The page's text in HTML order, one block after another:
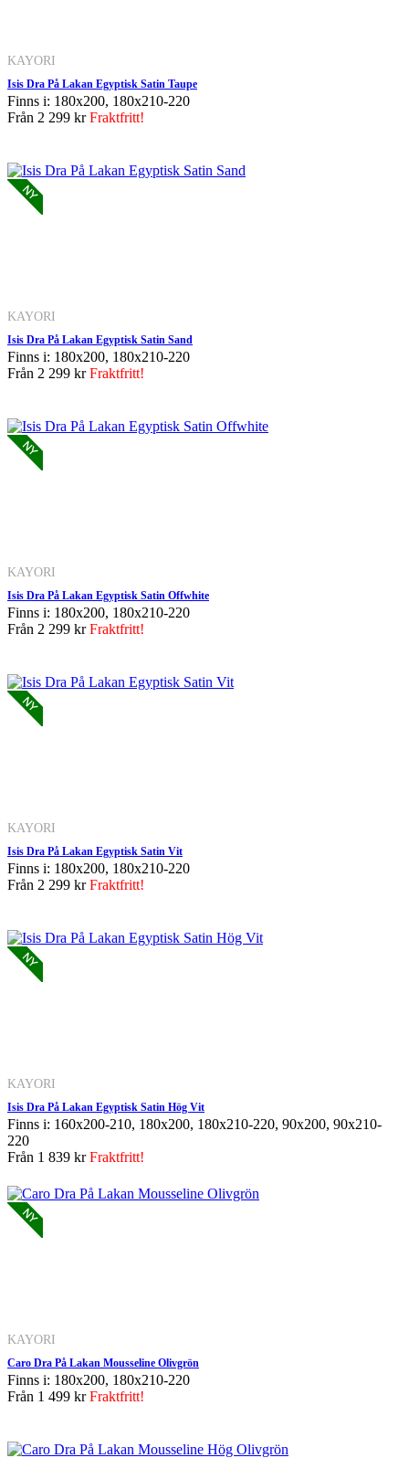
KAYORI
Isis Dra På Lakan Egyptisk Satin Taupe
Finns i: 180x200, 180x210-220
Från 2 299 krFraktfritt!
KAYORI
Isis Dra På Lakan Egyptisk Satin Sand
Finns i: 180x200, 180x210-220
Från 2 299 krFraktfritt!
KAYORI
Isis Dra På Lakan Egyptisk Satin Offwhite
Finns i: 180x200, 180x210-220
Från 2 299 krFraktfritt!
KAYORI
Isis Dra På Lakan Egyptisk Satin Vit
Finns i: 180x200, 180x210-220
Från 2 299 krFraktfritt!
KAYORI
Isis Dra På Lakan Egyptisk Satin Hög Vit
Finns i: 160x200-210, 180x200, 180x210-220, 90x200, 90x210-
220
Från 1 839 krFraktfritt!
KAYORI
Caro Dra På Lakan Mousseline Olivgrön
Finns i: 180x200, 180x210-220
Från 1 499 krFraktfritt!